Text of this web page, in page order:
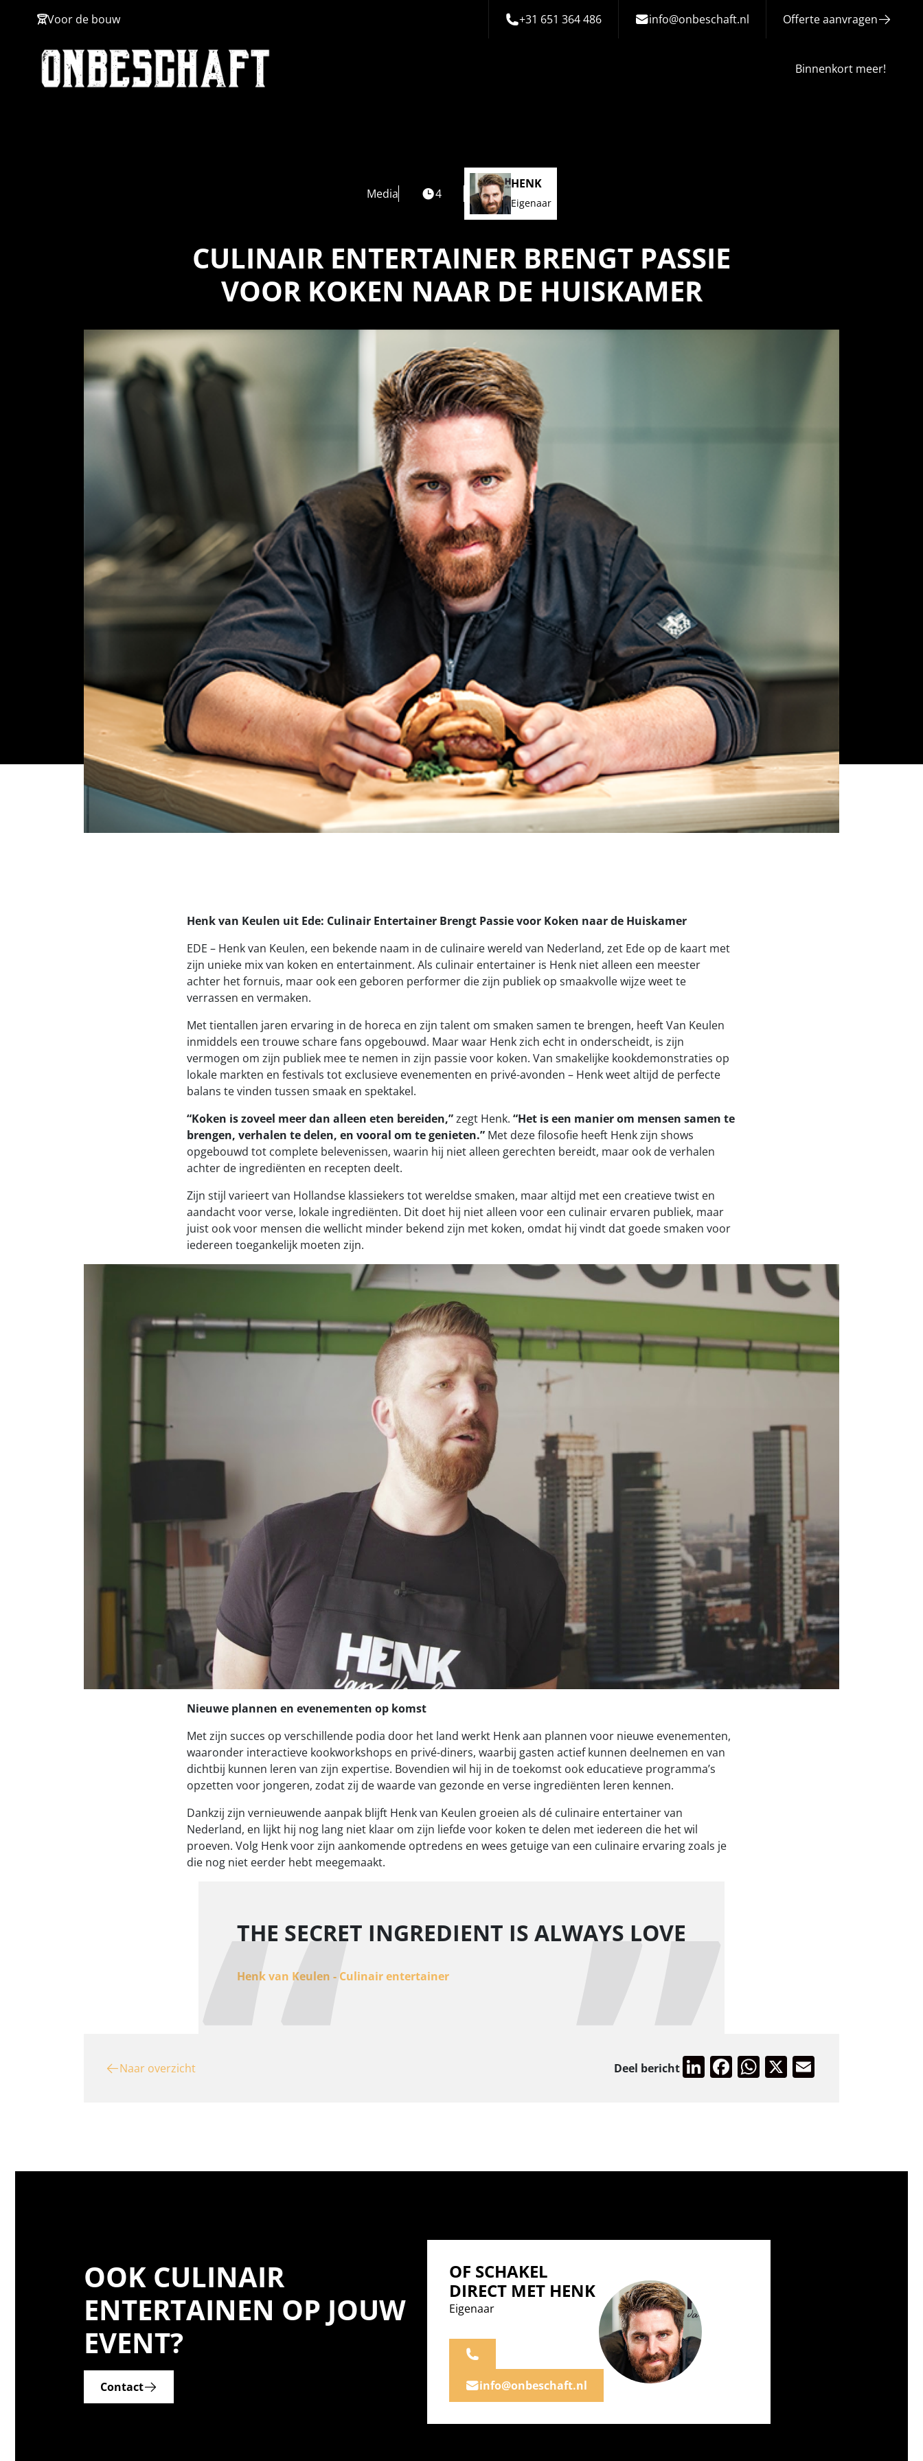
Hoge kwaliteit
Ook vega!
+31 651 364 486 info@onbeschaft.nl Offerte aanvragen
Binnenkort meer!
Media 4
HENK
Eigenaar
CULINAIR ENTERTAINER BRENGT PASSIE
VOOR KOKEN NAAR DE HUISKAMER
Henk van Keulen uit Ede: Culinair Entertainer Brengt Passie voor Koken naar de Huiskamer
EDE – Henk van Keulen, een bekende naam in de culinaire wereld van Nederland, zet Ede op de kaart met
zijn unieke mix van koken en entertainment. Als culinair entertainer is Henk niet alleen een meester
achter het fornuis, maar ook een geboren performer die zijn publiek op smaakvolle wijze weet te
verrassen en vermaken.
Met tientallen jaren ervaring in de horeca en zijn talent om smaken samen te brengen, heeft Van Keulen
inmiddels een trouwe schare fans opgebouwd. Maar waar Henk zich echt in onderscheidt, is zijn
vermogen om zijn publiek mee te nemen in zijn passie voor koken. Van smakelijke kookdemonstraties op
lokale markten en festivals tot exclusieve evenementen en privé-avonden – Henk weet altijd de perfecte
balans te vinden tussen smaak en spektakel.
“Koken is zoveel meer dan alleen eten bereiden,”zegt Henk. “Het is een manier om mensen samen te
brengen, verhalen te delen, en vooral om te genieten.” Met deze filosofie heeft Henk zijn shows
opgebouwd tot complete belevenissen, waarin hij niet alleen gerechten bereidt, maar ook de verhalen
achter de ingrediënten en recepten deelt.
Zijn stijl varieert van Hollandse klassiekers tot wereldse smaken, maar altijd met een creatieve twist en
aandacht voor verse, lokale ingrediënten. Dit doet hij niet alleen voor een culinair ervaren publiek, maar
juist ook voor mensen die wellicht minder bekend zijn met koken, omdat hij vindt dat goede smaken voor
iedereen toegankelijk moeten zijn.
Nieuwe plannen en evenementen op komst
Met zijn succes op verschillende podia door het land werkt Henk aan plannen voor nieuwe evenementen,
waaronder interactieve kookworkshops en privé-diners, waarbij gasten actief kunnen deelnemen en van
dichtbij kunnen leren van zijn expertise. Bovendien wil hij in de toekomst ook educatieve programma’s
opzetten voor jongeren, zodat zij de waarde van gezonde en verse ingrediënten leren kennen.
Dankzij zijn vernieuwende aanpak blijft Henk van Keulen groeien als dé culinaire entertainer van
Nederland, en lijkt hij nog lang niet klaar om zijn liefde voor koken te delen met iedereen die het wil
proeven. Volg Henk voor zijn aankomende optredens en wees getuige van een culinaire ervaring zoals je
die nog niet eerder hebt meegemaakt.
THE SECRET INGREDIENT IS ALWAYS LOVE
Henk van Keulen - Culinair entertainer
Naar overzicht Deel bericht LinkedIn
Facebook
WhatsApp
X
OOK CULINAIR
ENTERTAINEN OP JOUW
EVENT?
Contact
OF SCHAKEL
DIRECT MET HENK
Eigenaar
info@onbeschaft.nl